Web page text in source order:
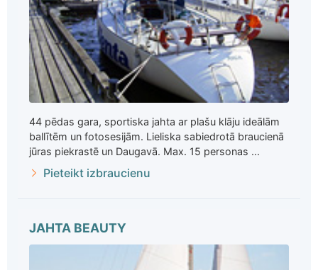
44 pēdas gara, sportiska jahta ar plašu klāju ideālām
ballītēm un fotosesijām. Lieliska sabiedrotā braucienā
jūras piekrastē un Daugavā. Max. 15 personas ...
Pieteikt izbraucienu
JAHTA BEAUTY